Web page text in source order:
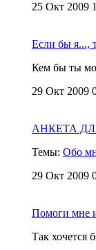
25 Окт 2009
Если бы я...,
Кем бы ты
29 Окт 2009
АНКЕТА ДЛЯ
Темы: Обо
29 Окт 2009
Помоги мне
Так хочется